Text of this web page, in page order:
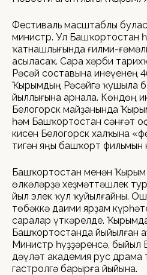
Фестиваль масштаблы
министр. Ул Башҡортостан
ҡатнашлығында ғилми-
асыласаҡ. Сара хәрби
Рәсәй составына инеүенең
Ҡырымдың Рәсәйгә ҡушыла
йыллығына арнала. Көндөң
Белогорск майҙанында
һәм Башҡортостан сәнғәт
кисен Белогорск халҡына
тигән яңы башҡорт фильмын
Башҡортостан менән
өлкәләрҙә хеҙмәттәшлек
йыл элек ҡул ҡуйылғайны.
төбәккә даими ярҙам
саралар үткәрелде.
Башҡортостанда йыйылған
Министр һүҙҙәренсә,
дәүләт академия рус драма
гастролгә барырға йыйына.